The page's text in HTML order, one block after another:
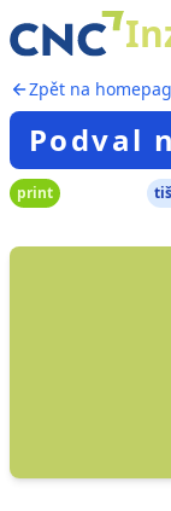
Zpět na
Podval
print